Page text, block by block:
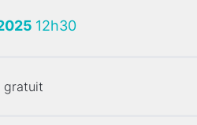
12h30
gratuit